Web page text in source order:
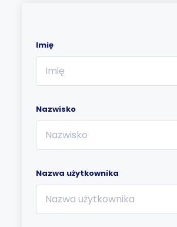
Imię
Nazwisko
Nazwa użytkownika